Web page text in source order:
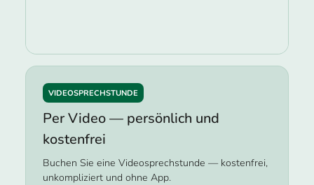
VIDEOSPRECHSTUNDE
Per Video — persönlich und
kostenfrei
Buchen Sie eine Videosprechstunde — kostenfrei,
unkompliziert und ohne App.